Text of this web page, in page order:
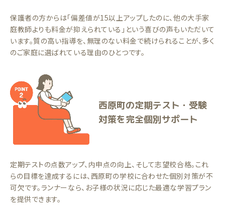
保護者の方からは「偏差値が15以上アップしたのに、他の大手家
庭教師よりも料金が抑えられている」という喜びの声もいただいて
います。質の高い指導を、無理のない料金で続けられることが、多く
のご家庭に選ばれている理由のひとつです。
西原町の定期テスト・受験
対策を完全個別サポート
定期テストの点数アップ、内申点の向上、そして志望校合格。これ
らの目標を達成するには、西原町の学校に合わせた個別対策が不
可欠です。ランナーなら、お子様の状況に応じた最適な学習プラン
を提供できます。